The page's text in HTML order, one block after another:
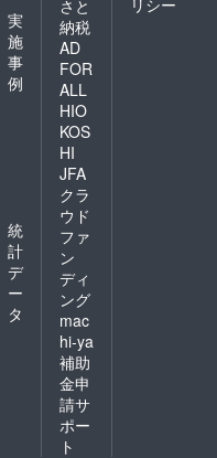
実
施
事
例
統
計
デ
ー
タ
さと
納税
AD
FOR
ALL
HIO
KOS
HI
JFA
クラ
ウド
ファ
ン
ディ
ング
mac
hi-ya
補助
金申
請サ
ポー
ト